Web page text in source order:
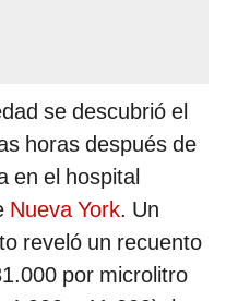
se descubrió el
horas después de
en el hospital
Nueva York. Un
reveló un recuento
por microlitro